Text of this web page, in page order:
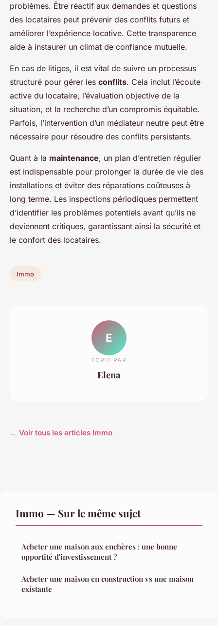
problèmes. Être réactif aux demandes et questions
des locataires peut prévenir des conflits futurs et
améliorer l’expérience locative. Cette transparence
aide à instaurer un climat de confiance mutuelle.
En cas de litiges, il est vital de suivre un processus
structuré pour gérer les conflits. Cela inclut l’écoute
active du locataire, l’évaluation objective de la
situation, et la recherche d’un compromis équitable.
Parfois, l’intervention d’un médiateur neutre peut être
nécessaire pour résoudre des conflits persistants.
Quant à la maintenance, un plan d’entretien régulier
est indispensable pour prolonger la durée de vie des
installations et éviter des réparations coûteuses à
long terme. Les inspections périodiques permettent
d’identifier les problèmes potentiels avant qu’ils ne
deviennent critiques, garantissant ainsi la sécurité et
le confort des locataires.
Immo
E
ECRIT PAR
Elena
← Voir tous les articles Immo
Immo — Sur le même sujet
Acheter une maison aux enchères : une bonne
opportité d'investissement ?
Acheter une maison en construction vs une maison
existante